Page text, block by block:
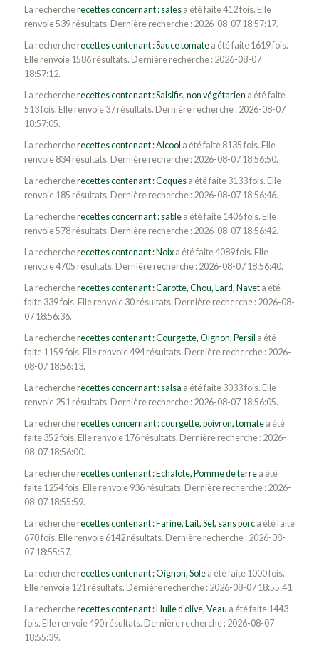
La rechercherecettes concernant : salesa été faite 412 fois. Elle
renvoie 539 résultats. Dernière recherche : 2026-08-07 18:57:17.
La rechercherecettes contenant : Sauce tomatea été faite 1619 fois.
Elle renvoie 1586 résultats. Dernière recherche : 2026-08-07
18:57:12.
La rechercherecettes contenant : Salsifis, non végétarien a été faite
513 fois. Elle renvoie 37 résultats. Dernière recherche : 2026-08-07
18:57:05.
La rechercherecettes contenant : Alcool a été faite 8135 fois. Elle
renvoie 834 résultats. Dernière recherche : 2026-08-07 18:56:50.
La rechercherecettes contenant : Coquesa été faite 3133 fois. Elle
renvoie 185 résultats. Dernière recherche : 2026-08-07 18:56:46.
La rechercherecettes concernant : sablea été faite 1406 fois. Elle
renvoie 578 résultats. Dernière recherche : 2026-08-07 18:56:42.
La rechercherecettes contenant : Noixa été faite 4089 fois. Elle
renvoie 4705 résultats. Dernière recherche : 2026-08-07 18:56:40.
La rechercherecettes contenant : Carotte, Chou, Lard, Naveta été
faite 339 fois. Elle renvoie 30 résultats. Dernière recherche : 2026-08-
07 18:56:36.
La rechercherecettes contenant : Courgette, Oignon, Persil a été
faite 1159 fois. Elle renvoie 494 résultats. Dernière recherche : 2026-
08-07 18:56:13.
La rechercherecettes concernant : salsa a été faite 3033 fois. Elle
renvoie 251 résultats. Dernière recherche : 2026-08-07 18:56:05.
La rechercherecettes concernant : courgette, poivron, tomatea été
faite 352 fois. Elle renvoie 176 résultats. Dernière recherche : 2026-
08-07 18:56:00.
La rechercherecettes contenant : Echalote, Pomme de terrea été
faite 1254 fois. Elle renvoie 936 résultats. Dernière recherche : 2026-
08-07 18:55:59.
La rechercherecettes contenant : Farine, Lait, Sel, sans porca été faite
670 fois. Elle renvoie 6142 résultats. Dernière recherche : 2026-08-
07 18:55:57.
La rechercherecettes contenant : Oignon, Solea été faite 1000 fois.
Elle renvoie 121 résultats. Dernière recherche : 2026-08-07 18:55:41.
La rechercherecettes contenant : Huile d'olive, Veau a été faite 1443
fois. Elle renvoie 490 résultats. Dernière recherche : 2026-08-07
18:55:39.